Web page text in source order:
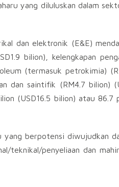
yang diluluskan dalam
dan elektronik (E&E)
bilion), kelengkapan
(termasuk petrokimia)
dan saintifik (RM4.7 bilion)
(USD16.5 bilion) atau
yang berpotensi diwujudkan
teknikal/penyeliaan dan